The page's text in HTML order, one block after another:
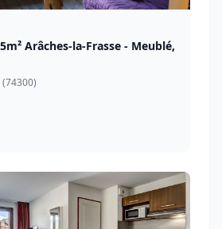
Arâches-la-Frasse - Meublé,